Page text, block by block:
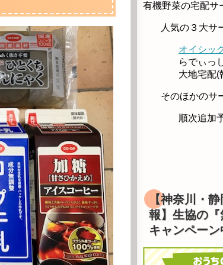
有機野菜の宅配サ
人気の３大サ
オイシッ
らでぃっ
大地宅配(
そのほかのサ
順次追加
【神奈川・
報】生協の『
キャンペー